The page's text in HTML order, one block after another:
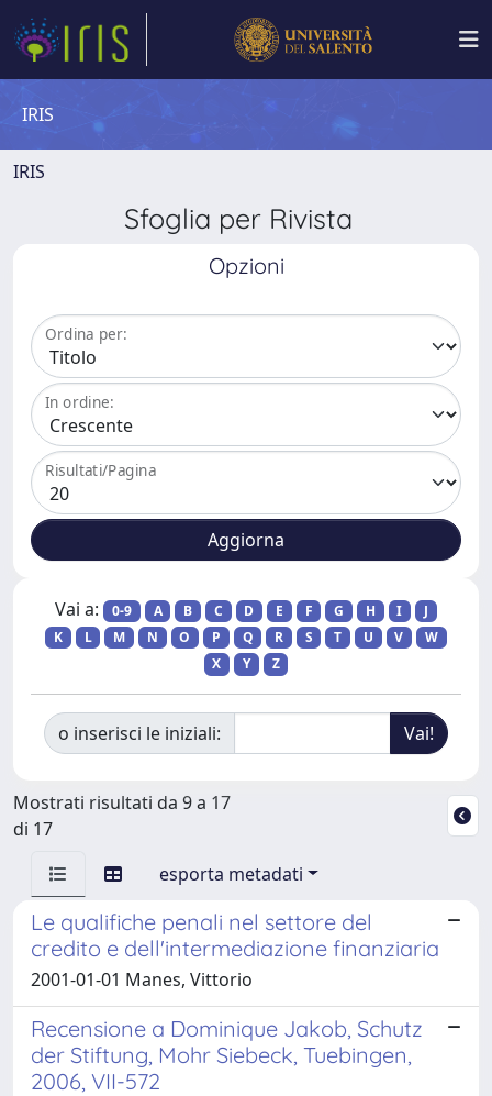
IRIS
IRIS
Sfoglia per Rivista
Opzioni
Ordina per:
In ordine:
Risultati/Pagina
Vai a: 0-9 A B C D E F G H I
J
K
L M N O P Q R S T U V
W
X
Y Z
o inserisci le iniziali:
Mostrati risultati da 9 a 17
di 17
esporta metadati
Le qualifiche penali nel settore del
credito e dell'intermediazione finanziaria
2001-01-01 Manes, Vittorio
Recensione a Dominique Jakob, Schutz
der Stiftung, Mohr Siebeck, Tuebingen,
2006, VII-572